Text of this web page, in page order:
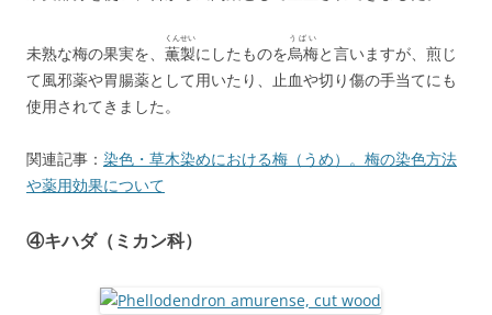
未熟な梅の果実を、 薫製
くんせい
にしたものを烏梅
うばい
と言いますが、煎じ
て風邪薬や胃腸薬として用いたり、止血や切り傷の手当てにも
使用されてきました。
関連記事： 染色・草木染めにおける梅（うめ）。梅の染色方法
や薬用効果について
④キハダ（ミカン科）